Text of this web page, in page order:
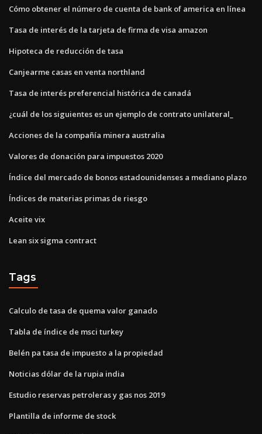
Cómo obtener el número de cuenta de bank of america en línea
Tasa de interés de la tarjeta de firma de visa amazon
Hipoteca de reducción de tasa
Canjearme casas en venta northland
Tasa de interés preferencial histórica de canadá
¿cuál de los siguientes es un ejemplo de contrato unilateral_
Acciones de la compañía minera australia
Valores de donación para impuestos 2020
Índice del mercado de bonos estadounidenses a mediano plazo
Índices de materias primas de riesgo
Aceite vix
Lean six sigma contract
Tags
Calculo de tasa de quema valor ganado
Tabla de índice de msci turkey
Belén pa tasa de impuesto a la propiedad
Noticias dólar de la rupia india
Estudio reservas petroleras y gas nos 2019
Plantilla de informe de stock